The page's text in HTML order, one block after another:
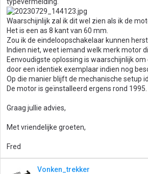
Waarschijnlijk zal ik dit wel zien als ik de
Het is een as 8 kant van 60 mm.
Zou ik de eindeloopschakelaar kunnen
Indien niet, weet iemand welk merk motor
Eenvoudigste oplossing is waarschijnlijk
door een identiek exemplaar indien nog
Op die manier blijft de mechanische setup
De motor is geïnstalleerd ergens rond 1995.
Graag jullie advies,
Met vriendelijke groeten,
Fred
Vonken_trekker